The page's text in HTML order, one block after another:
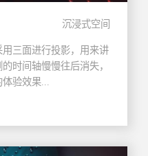
沉浸式空间
三面进行投影，用来讲
时间轴慢慢往后消失，
验效果...